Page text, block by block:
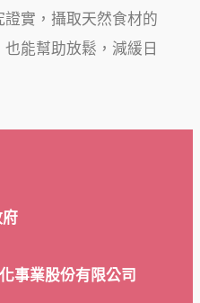
實，攝取天然食材的
能幫助放鬆，減緩日
事業股份有限公司